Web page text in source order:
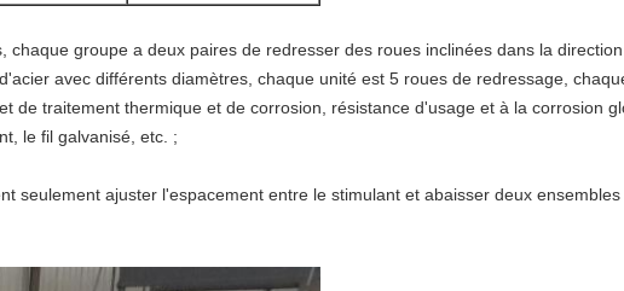
groupe a deux paires de redresser des roues inclinées dans la direction
avec différents diamètres, chaque unité est 5 roues de redressage,
de traitement thermique et de corrosion, résistance d'usage et à la corrosion
le fil galvanisé, etc. ;
seulement ajuster l'espacement entre le stimulant et abaisser deux ensembles